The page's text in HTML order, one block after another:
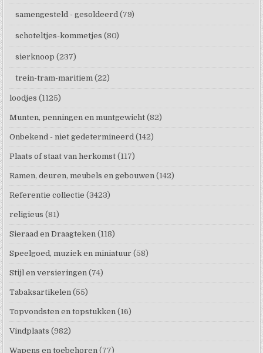
samengesteld - gesoldeerd (79)
schoteltjes-kommetjes (80)
sierknoop (237)
trein-tram-maritiem (22)
loodjes (1125)
Munten, penningen en muntgewicht (82)
Onbekend - niet gedetermineerd (142)
Plaats of staat van herkomst (117)
Ramen, deuren, meubels en gebouwen (142)
Referentie collectie (3423)
religieus (81)
Sieraad en Draagteken (118)
Speelgoed, muziek en miniatuur (58)
Stijl en versieringen (74)
Tabaksartikelen (55)
Topvondsten en topstukken (16)
Vindplaats (982)
Wapens en toebehoren (77)